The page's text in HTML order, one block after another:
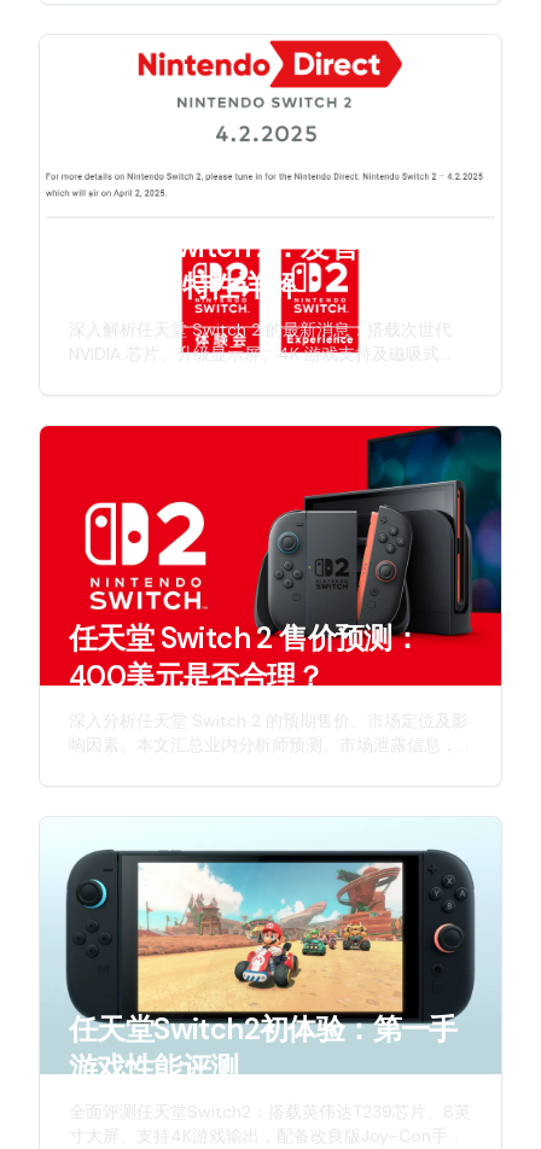
级、创新特性与游戏体验。
任天堂 Switch 2：发售日期、规
格与全新特性详解
深入解析任天堂 Switch 2 的最新消息：搭载次世代
NVIDIA 芯片、升级显示屏、4K 游戏支持及磁吸式
及任天堂新一代游戏主机的创新特性。
任天堂 Switch 2 售价预测：
400美元是否合理？
深入分析任天堂 Switch 2 的预期售价、市场定位及影
响因素。本文汇总业内分析师预测、市场泄露信息，
任天堂Switch2初体验：第一手
游戏性能评测
全面评测任天堂Switch2：搭载英伟达T239芯片、8英
寸大屏、支持4K游戏输出，配备改良版Joy-Con手